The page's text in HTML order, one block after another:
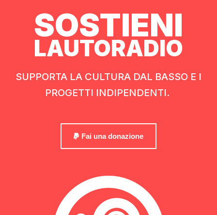
SOSTIENI
LAUTORADIO
SUPPORTA LA CULTURA DAL BASSO E I
PROGETTI INDIPENDENTI.
Fai una donazione